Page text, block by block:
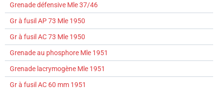
Grenade défensive Mle 37/46
Gr à fusil AP 73 Mle 1950
Gr à fusil AC 73 Mle 1950
Grenade au phosphore Mle 1951
Grenade lacrymogène Mle 1951
Gr à fusil AC 60 mm 1951